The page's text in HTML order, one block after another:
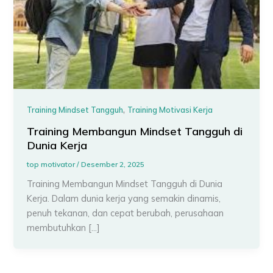
Training Mindset Tangguh, Training Motivasi Kerja
Training Membangun Mindset Tangguh di
Dunia Kerja
top motivator/Desember 2, 2025
Training Membangun Mindset Tangguh di Dunia
Kerja. Dalam dunia kerja yang semakin dinamis,
penuh tekanan, dan cepat berubah, perusahaan
membutuhkan […]